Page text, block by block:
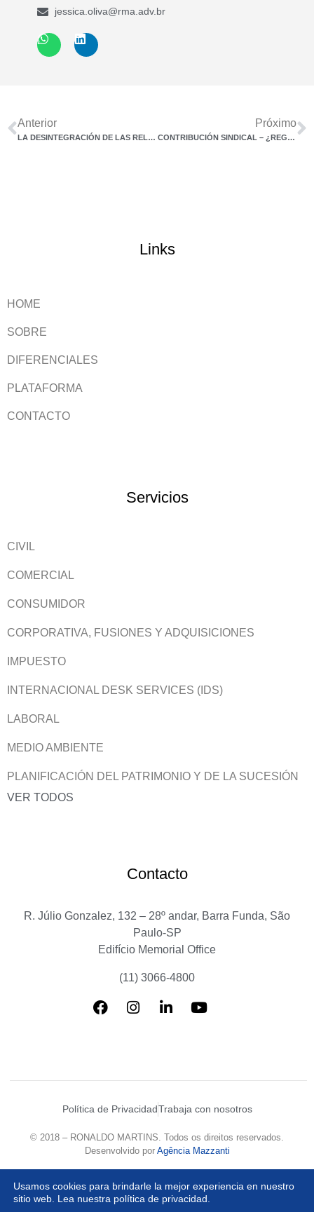
jessica.oliva@rma.adv.br
Anterior
LA DESINTEGRACIÓN DE LAS RELACIONES LABORALES Y DE EMPLEO
Próximo
CONTRIBUCIÓN SINDICAL – ¿REGRESIÓN INSTITUCIONAL? ¿PÉRDIDAS PARA LOS TRABAJADORES NO SINDICADOS? ¿CUÁLES SON LAS DIRECTRICES DE LAS ÁREAS DE RECURSOS HUMANOS PARA SUS EMPLEADOS?
Links
HOME
SOBRE
DIFERENCIALES
PLATAFORMA
CONTACTO
Servicios
CIVIL
COMERCIAL
CONSUMIDOR
CORPORATIVA, FUSIONES Y ADQUISICIONES
IMPUESTO
INTERNACIONAL DESK SERVICES (IDS)
LABORAL
MEDIO AMBIENTE
PLANIFICACIÓN DEL PATRIMONIO Y DE LA SUCESIÓN
VER TODOS
Contacto
R. Júlio Gonzalez, 132 – 28º andar, Barra Funda, São
Paulo-SP
Edifício Memorial Office
(11) 3066-4800
© 2018 – RONALDO MARTINS. Todos os direitos reservados.
Desenvolvido por Agência Mazzanti
Política de PrivacidadTrabaja con nosotros
Usamos cookies para brindarle la mejor experiencia en nuestro
sitio web. Lea nuestra política de privacidad.